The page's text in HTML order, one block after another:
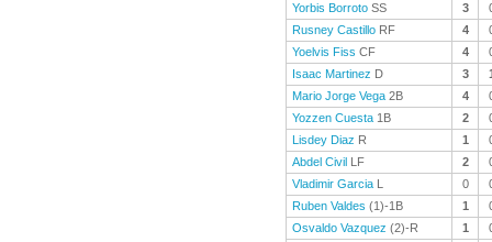
Yorbis Borroto SS 3
Rusney Castillo RF 4
Yoelvis Fiss CF 4
Isaac Martinez D 3
Mario Jorge Vega 2B 4
Yozzen Cuesta 1B 2
Lisdey Diaz R 1
Abdel Civil LF 2
Vladimir Garcia L 0
Ruben Valdes (1)-1B 1
Osvaldo Vazquez (2)-R 1